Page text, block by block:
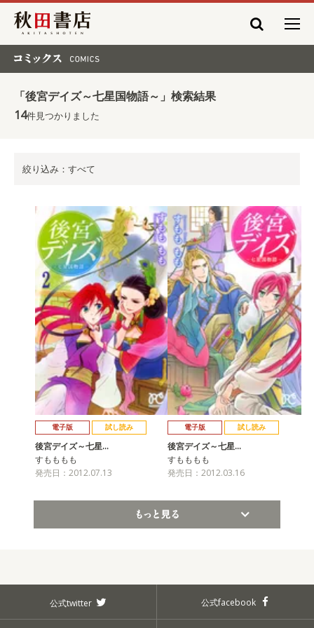
秋田書店
「後宮デイズ～七星国物語～」検索結果
14件見つかりました
絞り込み：すべて
電子版 試し読み
後宮デイズ～七星…
すもももも
発売日：2012.07.13
電子版 試し読み
後宮デイズ～七星…
すもももも
発売日：2012.03.16
公式twitter 公式facebook